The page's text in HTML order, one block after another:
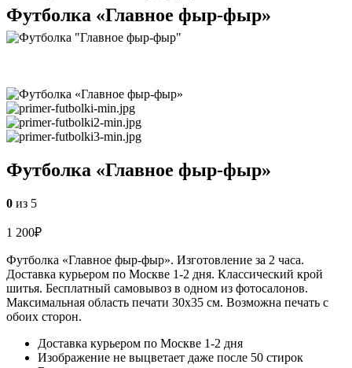
Футболка «Главное фыр-фыр»
Футболка «Главное фыр-фыр»
0 из 5
1 200₽
Футболка «Главное фыр-фыр». Изготовление за 2 часа.
Доставка курьером по Москве 1-2 дня. Классический крой
шитья. Бесплатный самовывоз в одном из фотосалонов.
Максимальная область печати 30х35 см. Возможна печать с
обоих сторон.
Доставка курьером по Москве 1-2 дня
Изображение не выцветает даже после 50 стирок